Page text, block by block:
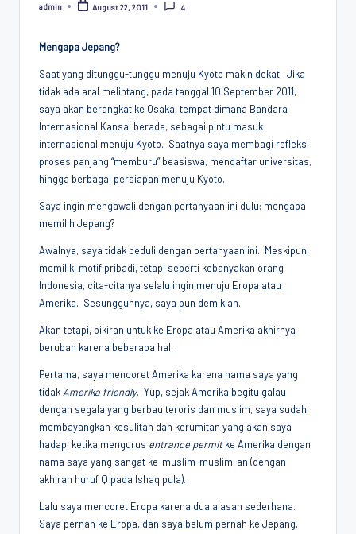
(CPCD)
Hasanuddin,
Komunitas
Akademik
Diplomasi
Kota
Indonesia
Posted
admin August 22, 2011 4
Mengapa Jepang?
Saat yang ditunggu-tunggu menuju Kyoto makin dekat. Jika
tidak ada aral melintang, pada tanggal 10 September 2011,
saya akan berangkat ke Osaka, tempat dimana Bandara
Internasional Kansai berada, sebagai pintu masuk
internasional menuju Kyoto. Saatnya saya membagi refleksi
proses panjang “memburu” beasiswa, mendaftar universitas,
hingga berbagai persiapan menuju Kyoto.
Saya ingin mengawali dengan pertanyaan ini dulu: mengapa
memilih Jepang?
Awalnya, saya tidak peduli dengan pertanyaan ini. Meskipun
memiliki motif pribadi, tetapi seperti kebanyakan orang
Indonesia, cita-citanya selalu ingin menuju Eropa atau
Amerika. Sesungguhnya, saya pun demikian.
Akan tetapi, pikiran untuk ke Eropa atau Amerika akhirnya
berubah karena beberapa hal.
Pertama, saya mencoret Amerika karena nama saya yang
tidak Amerika friendly. Yup, sejak Amerika begitu galau
dengan segala yang berbau teroris dan muslim, saya sudah
membayangkan kesulitan dan kerumitan yang akan saya
hadapi ketika mengurus entrance permitke Amerika dengan
nama saya yang sangat ke-muslim-muslim-an (dengan
akhiran huruf Q pada Ishaq pula).
Lalu saya mencoret Eropa karena dua alasan sederhana.
Saya pernah ke Eropa, dan saya belum pernah ke Jepang.